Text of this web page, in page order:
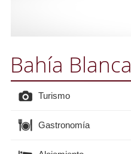
Bahía Blanca
Turismo
Gastronomía